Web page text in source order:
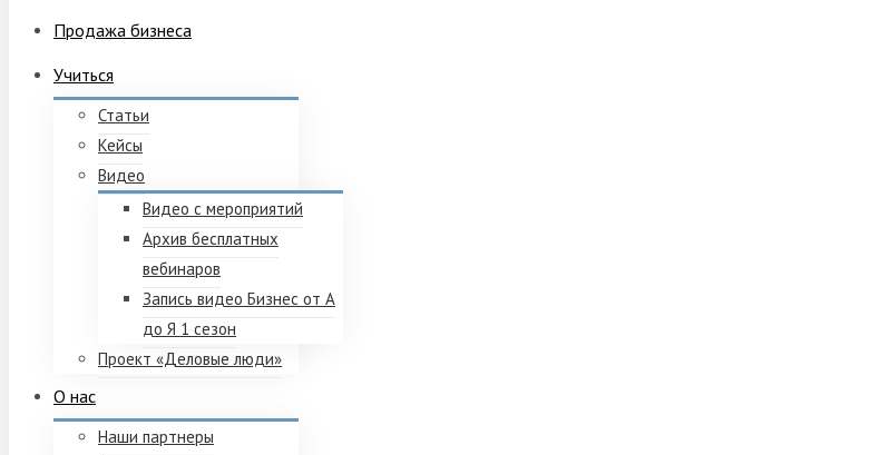
Продажа бизнеса
Учиться
Статьи
Кейсы
Видео
Видео с мероприятий
Архив бесплатных
вебинаров
Запись видео Бизнес от А
до Я 1 сезон
Проект «Деловые люди»
О нас
Наши партнеры